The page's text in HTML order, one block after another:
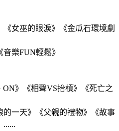
女巫的眼淚》《金瓜石環境劇
樂FUN輕鬆》
》《相聲VS抬槓》《死亡之
的一天》《父親的禮物》《故事
......